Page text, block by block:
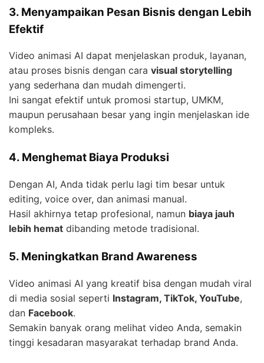
3. Menyampaikan Pesan Bisnis dengan Lebih
Efektif
Video animasi AI dapat menjelaskan produk, layanan,
atau proses bisnis dengan cara visual storytelling
yang sederhana dan mudah dimengerti.
Ini sangat efektif untuk promosi startup, UMKM,
maupun perusahaan besar yang ingin menjelaskan ide
kompleks.
4. Menghemat Biaya Produksi
Dengan AI, Anda tidak perlu lagi tim besar untuk
editing, voice over, dan animasi manual.
Hasil akhirnya tetap profesional, namun biaya jauh
lebih hemat dibanding metode tradisional.
5. Meningkatkan Brand Awareness
Video animasi AI yang kreatif bisa dengan mudah viral
di media sosial seperti Instagram, TikTok, YouTube,
dan Facebook.
Semakin banyak orang melihat video Anda, semakin
tinggi kesadaran masyarakat terhadap brand Anda.